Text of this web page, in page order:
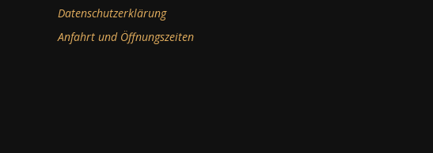
Datenschutzerklärung
Anfahrt und Öffnungszeiten